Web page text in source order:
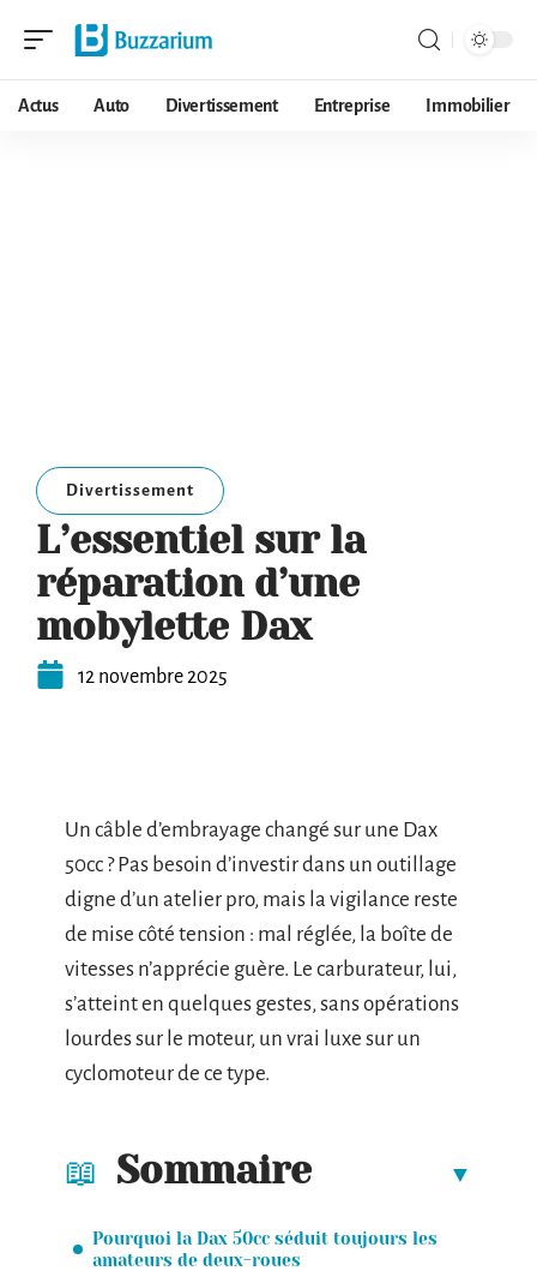
Actus Auto Divertissement Entreprise Immobilier
Divertissement
L’essentiel sur la
réparation d’une
mobylette Dax
12 novembre 2025
Un câble d’embrayage changé sur une Dax
50cc ? Pas besoin d’investir dans un outillage
digne d’un atelier pro, mais la vigilance reste
de mise côté tension : mal réglée, la boîte de
vitesses n’apprécie guère. Le carburateur, lui,
s’atteint en quelques gestes, sans opérations
lourdes sur le moteur, un vrai luxe sur un
cyclomoteur de ce type.
Sommaire
Pourquoi la Dax 50cc séduit toujours les
amateurs de deux-roues